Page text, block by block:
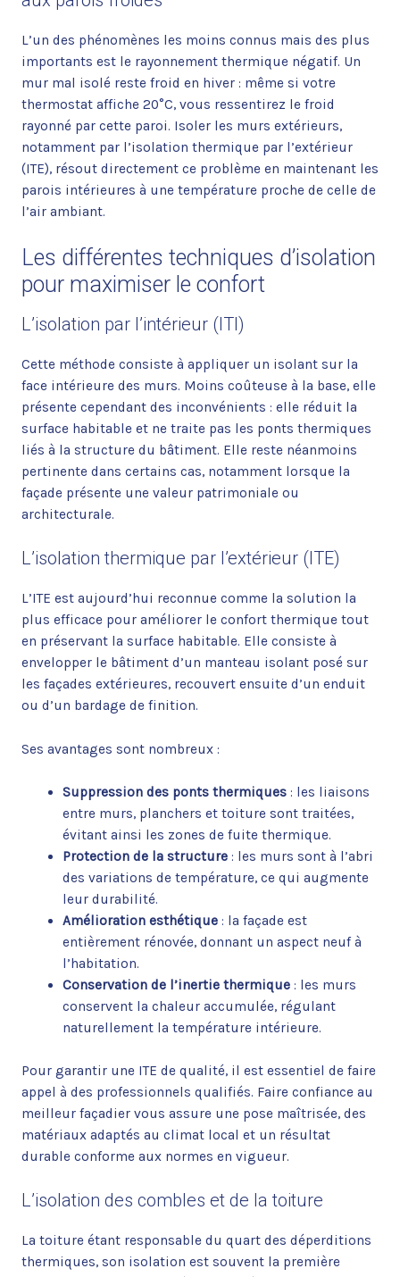
L’un des phénomènes les moins connus mais des plus
importants est le rayonnement thermique négatif. Un
mur mal isolé reste froid en hiver : même si votre
thermostat affiche 20°C, vous ressentirez le froid
rayonné par cette paroi. Isoler les murs extérieurs,
notamment par l’isolation thermique par l’extérieur
(ITE), résout directement ce problème en maintenant les
parois intérieures à une température proche de celle de
l’air ambiant.
Les différentes techniques d’isolation
pour maximiser le confort
L’isolation par l’intérieur (ITI)
Cette méthode consiste à appliquer un isolant sur la
face intérieure des murs. Moins coûteuse à la base, elle
présente cependant des inconvénients : elle réduit la
surface habitable et ne traite pas les ponts thermiques
liés à la structure du bâtiment. Elle reste néanmoins
pertinente dans certains cas, notamment lorsque la
façade présente une valeur patrimoniale ou
architecturale.
L’isolation thermique par l’extérieur (ITE)
L’ITE est aujourd’hui reconnue comme la solution la
plus efficace pour améliorer le confort thermique tout
en préservant la surface habitable. Elle consiste à
envelopper le bâtiment d’un manteau isolant posé sur
les façades extérieures, recouvert ensuite d’un enduit
ou d’un bardage de finition.
Ses avantages sont nombreux :
Suppression des ponts thermiques : les liaisons
entre murs, planchers et toiture sont traitées,
évitant ainsi les zones de fuite thermique.
Protection de la structure : les murs sont à l’abri
des variations de température, ce qui augmente
leur durabilité.
Amélioration esthétique : la façade est
entièrement rénovée, donnant un aspect neuf à
l’habitation.
Conservation de l’inertie thermique : les murs
conservent la chaleur accumulée, régulant
naturellement la température intérieure.
Pour garantir une ITE de qualité, il est essentiel de faire
appel à des professionnels qualifiés. Faire confiance au
meilleur façadier vous assure une pose maîtrisée, des
matériaux adaptés au climat local et un résultat
durable conforme aux normes en vigueur.
L’isolation des combles et de la toiture
La toiture étant responsable du quart des déperditions
thermiques, son isolation est souvent la première